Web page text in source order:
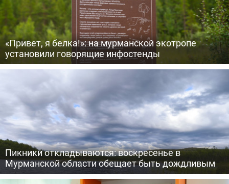
«Привет, я белка!»: на мурманской экотропе
установили говорящие инфостенды
Пикники откладываются: воскресенье в
Мурманской области обещает быть дождливым